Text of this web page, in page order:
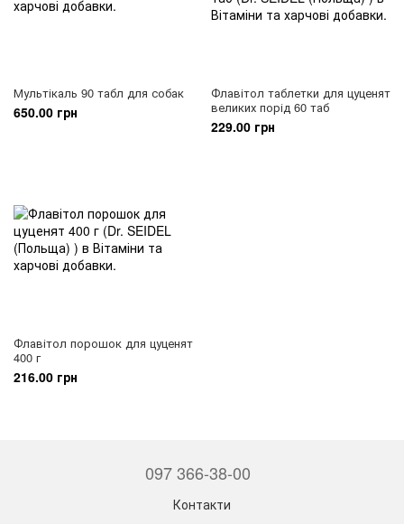
Мультікаль 90 табл для собак
650.00 грн
Флавітол таблетки для цуценят
великих порід 60 таб
229.00 грн
Флавітол порошок для цуценят
400 г
216.00 грн
097 366-38-00
Контакти